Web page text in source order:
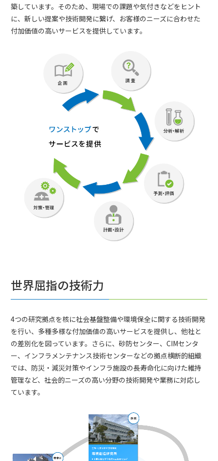
築しています。そのため、現場での課題や気付きなどをヒント
に、新しい提案や技術開発に繋げ、お客様のニーズに合わせた
付加価値の高いサービスを提供しています。
世界屈指の技術力
4つの研究拠点を核に社会基盤整備や環境保全に関する技術開発
を行い、多種多様な付加価値の高いサービスを提供し、他社と
の差別化を図っています。さらに、砂防センター、CIMセンタ
ー、インフラメンテナンス技術センターなどの拠点横断的組織
では、防災・減災対策やインフラ施設の長寿命化に向けた維持
管理など、社会的ニーズの高い分野の技術開発や業務に対応し
ています。